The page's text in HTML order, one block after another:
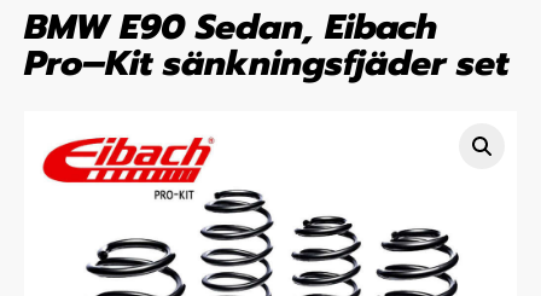
BMW E90 Sedan, Eibach
Pro–Kit sänkningsfjäder set